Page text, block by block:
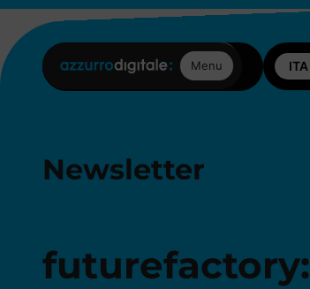
Posizioni aperte
Contattaci
Menu
Newsletter
futurefactory: